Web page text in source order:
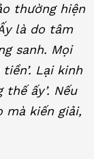
thường hiện
là do tâm
sanh. Mọi
Lại kinh
ấy’. Nếu
mà kiến giải,